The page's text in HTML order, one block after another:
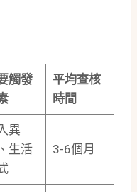
觸發
平均查核
時間
異
生活
3-6個月